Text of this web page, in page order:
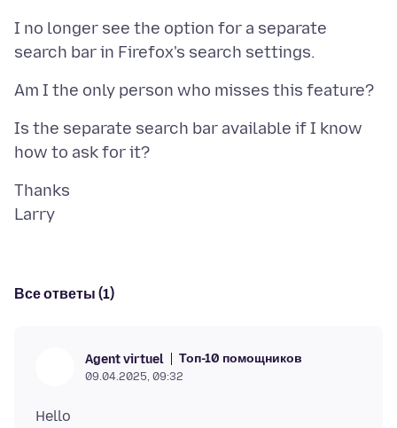
I no longer see the option for a separate
Is the separate search bar available if I know
Thanks
Все ответы (1)
Agent virtuel Топ-10 помощников
09.04.2025, 09:32